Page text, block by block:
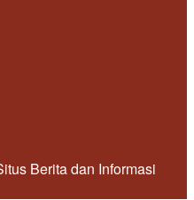
Berita dan Informasi